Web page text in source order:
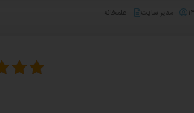
مدیر سایت علمخانه